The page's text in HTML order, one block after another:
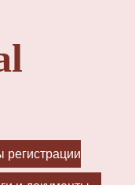
регистрации